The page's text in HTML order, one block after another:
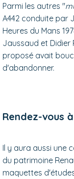
Parmi les autres "
A442 conduite par
Heures du Mans
Jaussaud et Didier
proposé avait
d'abandonner.
Rendez-vous
Il y aura aussi une
du patrimoine
maquettes